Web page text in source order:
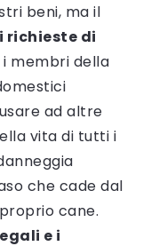
beni, ma il
richieste di
i membri della
ad altre
vita di tutti i
che cade dal
cane.
e i